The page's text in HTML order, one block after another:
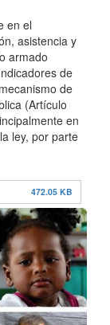
en el
asistencia y
armado
de
de
(Artículo
en
ley, por parte
472.05 KB